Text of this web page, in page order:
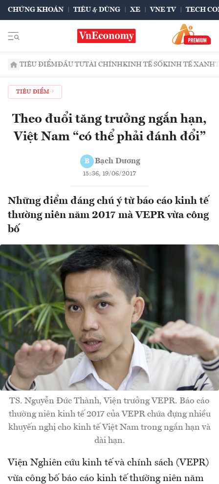
CHỨNG KHOÁN TIÊU & DÙNG XE VNE TV TECH
TIÊU ĐIỂMĐẦU TƯTÀI CHÍNHKINH TẾ SỐKINH TẾ XANH
TIÊU ĐIỂM
Theo đuổi tăng trưởng ngắn hạn,
Việt Nam “có thể phải đánh đổi”
B Bạch Dương
15:36, 19/06/2017
Những điểm đáng chú ý từ báo cáo kinh tế
thường niên năm 2017 mà VEPR vừa công
bố
TS. Nguyễn Đức Thành, Viện trưởng VEPR. Báo cáo
thường niên kinh tế 2017 của VEPR chứa đựng nhiều
khuyến nghị cho kinh tế Việt Nam trong ngắn hạn và
dài hạn.
Viện Nghiên cứu kinh tế và chính sách (VEPR)
vừa công bố báo cáo kinh tế thường niên năm